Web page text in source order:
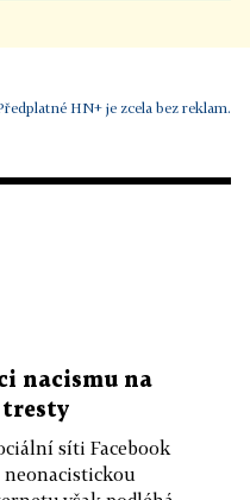
HN+ je zcela bez reklam.
nacismu na
tresty
síti Facebook
neonacistickou